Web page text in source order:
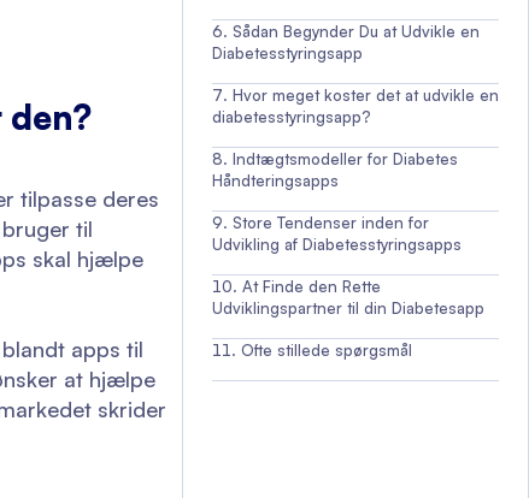
den?
tilpasse deres
til
skal hjælpe
apps til
at hjælpe
skrider
Sådan Begynder Du at Udvikle en
Diabetesstyringsapp
Hvor meget koster det at udvikle en
diabetesstyringsapp?
Indtægtsmodeller for Diabetes
Håndteringsapps
Store Tendenser inden for
Udvikling af Diabetesstyringsapps
At Finde den Rette
Udviklingspartner til din Diabetesapp
Ofte stillede spørgsmål